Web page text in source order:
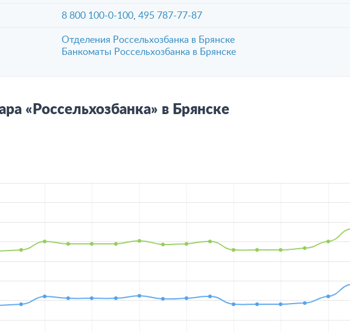
8 800 100-0-100 ,495 787-77-87
Отделения Россельхозбанка в Брянске
Банкоматы Россельхозбанка в Брянске
«Россельхозбанка» в Брянске